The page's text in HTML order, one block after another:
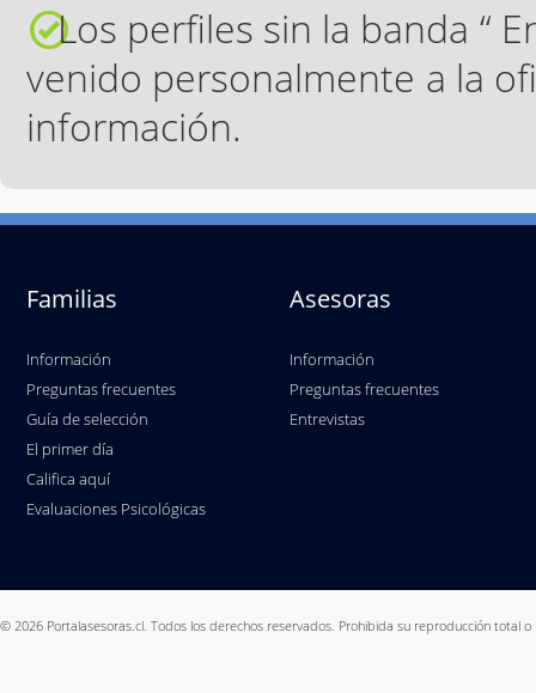
Los perfiles sin la banda “
venido personalmente a la
información.
Familias
Información
Preguntas frecuentes
Guía de selección
El primer día
Califica aquí
Evaluaciones Psicológicas
Asesoras
Información
Preguntas frecuentes
Entrevistas
© 2026 Portalasesoras.cl. Todos los derechos reservados. Prohibida su reproducción total